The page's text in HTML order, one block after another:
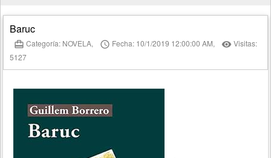
Baruc
card_travel Categoría: NOVELA, access_time Fecha: 10/1/2019 12:00:00 AM, remove_red_eye Visitas:
5127